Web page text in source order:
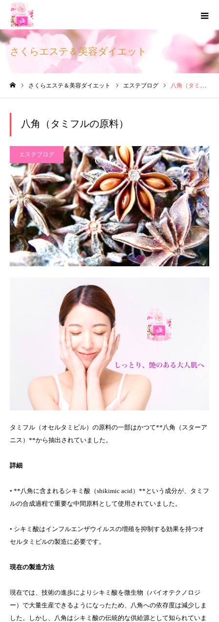
さくらエステ＆美容ダイエット
さくらエステ＆美容ダイエット エステブログ 八角（タミフルの原料）
八角（タミフルの原料）
エステブログ
タミフル（オセルタミビル）の原料の一部はかつて**八角（スターア
ニス）**から抽出されていました。
詳細
• **八角に含まれるシキミ酸（shikimic acid）**という成分が、タミフ
ルの合成過程で重要な中間原料として使用されていました。
• シキミ酸はインフルエンザウイルスの増殖を抑制する効果を持つオ
セルタミビルの製造に必要です。
現在の製造方法
現在では、技術の進歩によりシキミ酸を微生物（バイオテクノロジ
ー）で大量生産できるようになったため、八角への依存度は減少しま
した。しかし、八角はシキミ酸の伝統的な供給源として知られていま